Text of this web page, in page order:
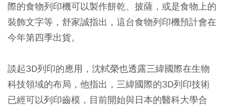
際的食物列印機可以製作餅乾、披薩，或是食物上的
裝飾文字等，舒家誠指出，這台食物列印機預計會在
今年第四季出貨。
談起3D列印的應用，沈軾榮也透露三緯國際在生物
科技領域的布局，他指出，三緯國際的3D列印技術
已經可以列印齒模，目前開始與日本的醫科大學合